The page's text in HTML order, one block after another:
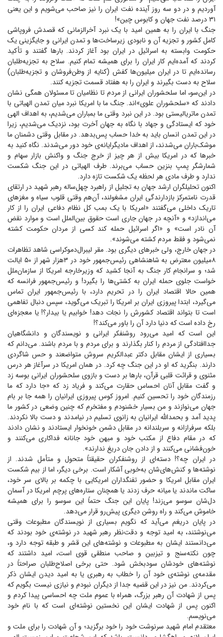
آوردیم و در دو سه روز آینده نفت ایران را نیز صاحب می‌شویم و این یعنی
۳۱ درصد نفت جهان و کابوس چین»!
جنگ با ایران را به همین امید با یک نبرد آخرالزمانی که قصدش فروپاشی
کامل کشور و تجزیه آن و نابودی زیرساخت‌ها و تمدن ایرانی و جایگزینی یک
حکومت وابسته به اسرائیل در ایران بود آغاز کردند. بار‌ها گفتند و تأکید
کردند که آمده‌ایم کار ایران را برای همیشه تمام کنیم. سلاح به تجزیه‌طلبان
رسانده‌ایم تا در ایران میلیون‌ها کفش (کنایه از وطن‌فروشان و تجزیه‌طلبان)
سلاح به دست بگیرند و ایران را به هفتاد قسمت تجزیه کنند.
در این‌سو، اما سلحشوران ایرانی از مردم تا نظامیان تا مسئولان همگی نشان
دادند که «سلحشوران علوی»‌اند. جنگ ما با امریکا نبرد میان تمدن الهیاتی با
تمدن ماتریالیستی بود. در این نبرد وقتی ما بمباران می‌شدیم، به اهداف الهی
خود که ایستادگی و جهاد با نگاه به جهان آخرت بود، نزدیک می‌شدیم، زیرا
در این تمدن انسان باید به خدا حساب پس‌بدهد. در مقابل وقتی دشمنان ما
موشک‌باران می‌شدند، از اهداف مادیگرایانه‌ی خود دور می‌شدند. نگاه کنید به
خبر‌ها که در امریکا بیش از هر چیز از خرج جنگ و واکنش بازار سهام و
شمارشگر پمپ بنزین حساب می‌برند. طرف الهیاتی در این جنگ شکست
ندارد و طرف مادی هر لحظه یک شکست تازه دارد.
اکنون تحلیلگران ارشد جهان به تجلیل از راهبرد چهل‌ساله رهبر شهید در ارتقای
قدرت نامتمرکز بازدارندگی ایران مشغولند، آن‌هم وقتی قلوب سیاه و مغز‌های
تاریک داخلی می‌گفتند «امریکا با یک بمب کل نظام دفاعی ایران را از کار
می‌اندازد» و «آنچه در جهان جاری است حقوق بین‌الملل است و موارد نقض
آن نادر است» و «اگر اسرائیل حمله کند کسی از مردان حکومت کشته
نمی‌شود و فقط مردم کشته می‌شوند».
در جهان خارج، ولی خبر‌های دیگری بود. مقر لیبرال‌دموکراسی شاهد تظاهرات
۸میلیون معترض به شاهنشاهی رئیس‌جمهور خود در ۳هزار شهر از ۵۰ ایالت
شد؛ و سرانجام کار جنگ به آنجا کشید که وزیر‌خارجه امریکا از سازمان‌ملل
خواست جلوی حمله ایران به کشتی‌ها را بگیرد! و رئیس‌جمهور فرانسه که
همین حالا اقتصاد ایران را در تحریم دارد، با رئیس‌جمهور ایران تماس
می‌گیرد، ابتدا پیروزی ایران بر امریکا را تبریک می‌گوید، سپس دنبال تفاهمی
است تا بتواند اقتصاد کشورش را نجات دهد! خوابیم یا بیدار؟! یا معجزه‌ای
رخ داده است که دنیا دارد آن را باور می‌کند؟!
این است که امید می‌رود روشنفکر ایرانی و نویسندگان و دانشگاهیان
جداافتادگی از مردم را کنار بگذارند و برای مردم و با مردم باشند. می‌دانم که
بسیاری از ایشان مقابل دکتر عبدالکریم سروش متواضعند و حس شاگردی
دارند. بنگرید که او در این جنگ چه کرد. در همان امریکا در سرآغاز هر درس
مثنوی و قرائت قلبی قرآن، بار‌ها بر دست و بازوی سلحشوران ایرانی بوسه زد
و گفت مقابل آنان احساس حقارت می‌کند و فریاد زد که «جا دارد که ما
رزمندگان خود را تحسین کنیم. امروز کوس پیروزی ایرانیان را همه جا بر بام
جهان می‌نوازند و من بسیار خشنودم و مفتخرم که چنین وضعی در کشور ما
پدید آمد و بحمدالله ایرانیان به زانوی تسلیم در نیامدند و دست بالا نکردند.
بلکه سرفرازانه و سربلندانه در مقابل دشمن خونخوار ایستادند و نشان دادند
که در مقام دفاع از مکتب خود و میهن خود جانانه فداکاری می‌کنند و
خون‌فشانی می‌کنند و از دادن جان دریغ ندارند».
در ایران چه؟! دسته‌ای از روشنفکران حقیقتاً متحول و متأمل شدند. از
نوشته‌ها و کنش‌های‌شان به‌خوبی آشکار است. برخی دیگر، اما از بیم شکست
ایران مقابل امریکا و حضور تفنگداران امریکایی با چکمه بر بالای سر خود،
ساکت ماندند یا میانه حرف زدند یا همچنان ستاره‌های پرچم امریکا در آسمان
دل‌شان سوسو می‌زند! پایان این جنگ حتماً این سوسو را برای همیشه
خاموش می‌کند و راه روشن دیگری پیش‌رو قرار می‌دهد.
در پایان دریغم می‌آید که نگویم بسیاری از نویسندگان مطبوعات وقتی
می‌نوشتند، به امید توجه و دقت‌نظر رهبر شهید در نوشته‌ی خود بودند که
می‌دانستند ایشان به مطبوعات و نوشته‌های این قشر و طبقه توجه دارد و،
چون نکته‌سنج و تیزبین و صاحب منطقی قوی است، امید داشتند که
نوشته‌های خودشان سودبخش شود. حتی برخی اصلاح‌طلبان صراحتاً در
مقدمه‌ی نوشته‌ی خود آن را خطاب به رهبری یا به امید دیدن ایشان ذکر
می‌کردند. من نیز در این قضیه جدا از دیگران نبودم و نیازی نیست بگویم که
پس از شهادت آن رهبر بزرگ، همراه با عموم ملت چه احساسی پیدا کردم و
اکنون پس از شهادت ایشان این نخستین نوشته‌ای است که با نام خود
می‌نویسم.
معتقدم امام شهید سرنوشت خود را خود برگزید؛ و آن شهادت را برای ملت و